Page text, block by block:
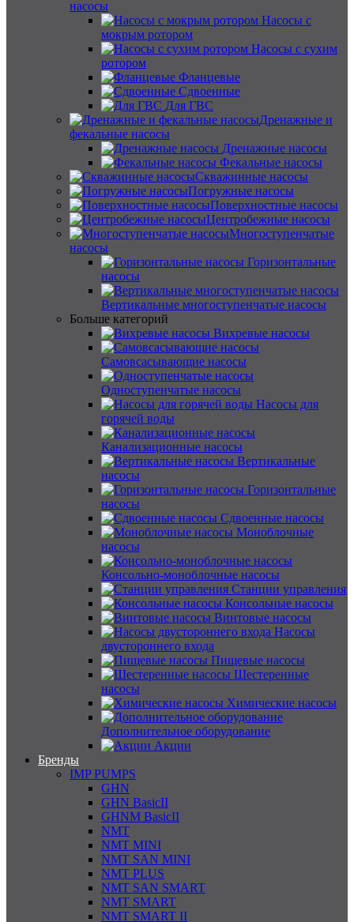
насосы
Насосы с
мокрым ротором
Насосы с сухим
ротором
Фланцевые
Сдвоенные
Для ГВС
Дренажные и
фекальные насосы
Дренажные насосы
Фекальные насосы
Скважинные насосы
Погружные насосы
Поверхностные насосы
Центробежные насосы
Многоступенчатые
насосы
Горизонтальные
насосы
Вертикальные многоступенчатые насосы
Больше категорий
Вихревые насосы
Самовсасывающие насосы
Одноступенчатые насосы
Насосы для
горячей воды
Канализационные насосы
Вертикальные
насосы
Горизонтальные
насосы
Сдвоенные насосы
Моноблочные
насосы
Консольно-моноблочные насосы
Станции управления
Консольные насосы
Винтовые насосы
Насосы
двустороннего входа
Пищевые насосы
Шестеренные
насосы
Химические насосы
Дополнительное оборудование
Акции
Бренды
IMP PUMPS
GHN
GHN BasicII
GHNM BasicII
NMT
NMT MINI
NMT SAN MINI
NMT PLUS
NMT SAN SMART
NMT SMART
NMT SMART II